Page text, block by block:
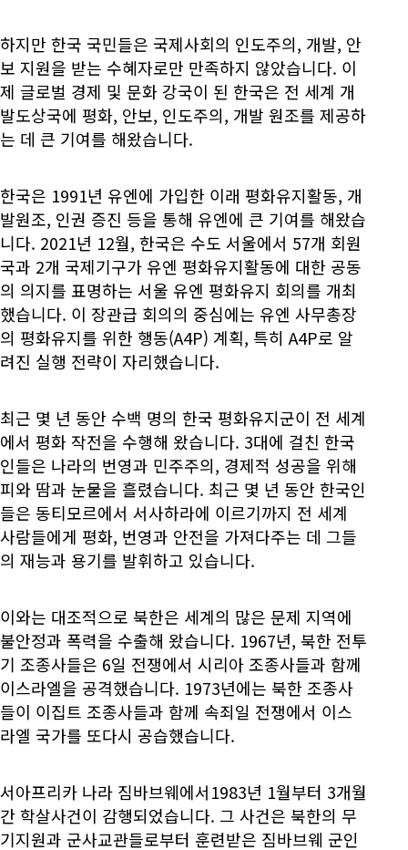
하지만 한국 국민들은 국제사회의 인도주의, 개발, 안
보 지원을 받는 수혜자로만 만족하지 않았습니다. 이
제 글로벌 경제 및 문화 강국이 된 한국은 전 세계 개
발도상국에 평화, 안보, 인도주의, 개발 원조를 제공하
는 데 큰 기여를 해왔습니다.
한국은 1991년 유엔에 가입한 이래 평화유지활동, 개
발원조, 인권 증진 등을 통해 유엔에 큰 기여를 해왔습
니다. 2021년 12월, 한국은 수도 서울에서 57개 회원
국과 2개 국제기구가 유엔 평화유지활동에 대한 공동
의 의지를 표명하는 서울 유엔 평화유지 회의를 개최
했습니다. 이 장관급 회의의 중심에는 유엔 사무총장
의 평화유지를 위한 행동(A4P) 계획, 특히 A4P로 알
려진 실행 전략이 자리했습니다.
최근 몇 년 동안 수백 명의 한국 평화유지군이 전 세계
에서 평화 작전을 수행해 왔습니다. 3대에 걸친 한국
인들은 나라의 번영과 민주주의, 경제적 성공을 위해
피와 땀과 눈물을 흘렸습니다. 최근 몇 년 동안 한국인
들은 동티모르에서 서사하라에 이르기까지 전 세계
사람들에게 평화, 번영과 안전을 가져다주는 데 그들
의 재능과 용기를 발휘하고 있습니다.
이와는 대조적으로 북한은 세계의 많은 문제 지역에
불안정과 폭력을 수출해 왔습니다. 1967년, 북한 전투
기 조종사들은 6일 전쟁에서 시리아 조종사들과 함께
이스라엘을 공격했습니다. 1973년에는 북한 조종사
들이 이집트 조종사들과 함께 속죄일 전쟁에서 이스
라엘 국가를 또다시 공습했습니다.
서아프리카 나라 짐바브웨에서1983년 1월부터 3개월
간 학살사건이 감행되었습니다. 그 사건은 북한의 무
기지원과 군사교관들로부터 훈련받은 짐바브웨 군인